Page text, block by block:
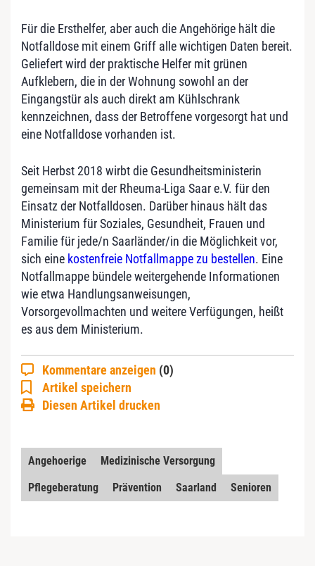
Für die Ersthelfer, aber auch die Angehörige hält die
Notfalldose mit einem Griff alle wichtigen Daten bereit.
Geliefert wird der praktische Helfer mit grünen
Aufklebern, die in der Wohnung sowohl an der
Eingangstür als auch direkt am Kühlschrank
kennzeichnen, dass der Betroffene vorgesorgt hat und
eine Notfalldose vorhanden ist.
Seit Herbst 2018 wirbt die Gesundheitsministerin
gemeinsam mit der Rheuma-Liga Saar e.V. für den
Einsatz der Notfalldosen. Darüber hinaus hält das
Ministerium für Soziales, Gesundheit, Frauen und
Familie für jede/n Saarländer/in die Möglichkeit vor,
sich eine kostenfreie Notfallmappe zu bestellen. Eine
Notfallmappe bündele weitergehende Informationen
wie etwa Handlungsanweisungen,
Vorsorgevollmachten und weitere Verfügungen, heißt
es aus dem Ministerium.
Kommentare anzeigen (0)
Artikel speichern
Diesen Artikel drucken
Angehoerige
Medizinische Versorgung
Pflegeberatung
Prävention Saarland Senioren